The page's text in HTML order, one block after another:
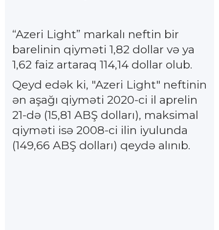
“Azeri Light” markalı neftin bir
barelinin qiyməti 1,82 dollar və ya
1,62 faiz artaraq 114,14 dollar olub.
Qeyd edək ki, "Azeri Light" neftinin
ən aşağı qiyməti 2020-ci il aprelin
21-də (15,81 ABŞ dolları), maksimal
qiyməti isə 2008-ci ilin iyulunda
(149,66 ABŞ dolları) qeydə alınıb.